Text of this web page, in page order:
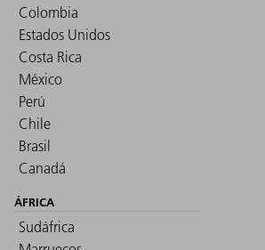
Colombia
Estados Unidos
Costa Rica
México
Perú
Chile
Brasil
Canadá
ÁFRICA
Sudáfrica